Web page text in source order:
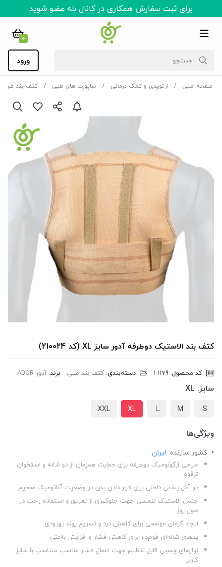
برای ثبت سفارش همکاری در کانال بله عضو شوید
0
ورود
صفحه اصلی ارتوپدی و کمک درمانی ساپورت های طبی کتف بند طبی
کتف بند الاستیک دوطرفه آدور سایز XL (کد 210024)
کد محصول: دسته‌بندی: کتف بند طبی برند: آدور ADOR
سایز: XL
S
M
L
XL
XXL
ویژگی‌ها
کشور سازنده: ایران
طراحی ارگونومیک دوطرفه برای حمایت همزمان از دو شانه و استخوان
ترقوه
دو آتل پشتی داخلی برای قرار دادن بدن در وضعیت آناتومیک صحیح
جنس الاستیک تنفسی جهت جلوگیری از تعریق و استفاده راحت در
طول روز
ایجاد گرمای موضعی برای کاهش درد و تسریع روند بهبودی
پدهای شانه‌ای فوم‌دار برای کاهش فشار و افزایش راحتی
نوارهای چسبی قابل تنظیم جهت اعمال فشار مناسب متناسب با سایز
کاربر